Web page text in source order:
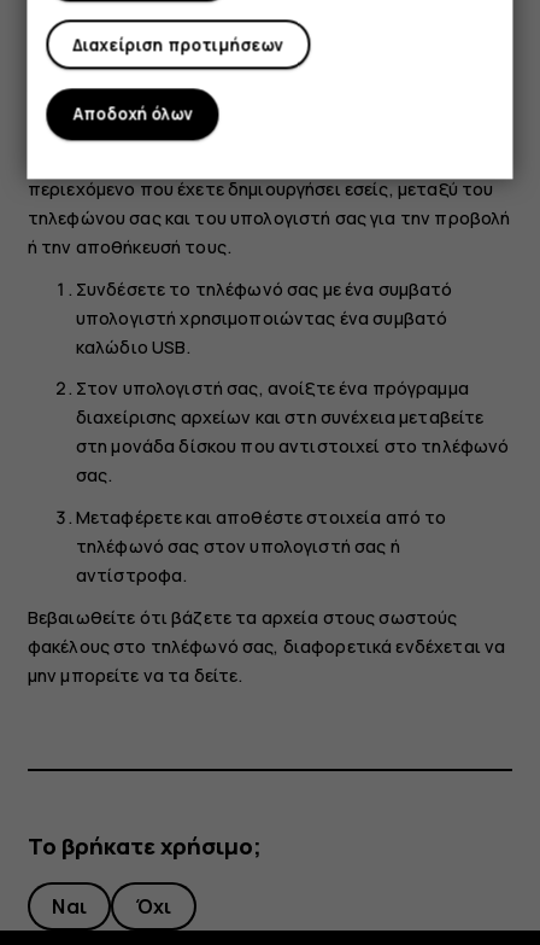
Πατήστε
ΕΝΕΡΓΟΠΟΙΗΣΗ
Αντιγραφή περιεχομένου μεταξύ του
τηλεφώνου και του υπολογιστή σας
περιεχόμενο που έχετε δημιουργήσει εσείς, μεταξύ του
τηλεφώνου σας και του υπολογιστή σας για την προβολή
ή την αποθήκευσή τους.
Συνδέσετε το τηλέφωνό σας με ένα συμβατό
υπολογιστή χρησιμοποιώντας ένα συμβατό
καλώδιο USB.
Στον υπολογιστή σας, ανοίξτε ένα πρόγραμμα
διαχείρισης αρχείων και στη συνέχεια μεταβείτε
στη μονάδα δίσκου που αντιστοιχεί στο τηλέφωνό
σας.
Μεταφέρετε και αποθέστε στοιχεία από το
τηλέφωνό σας στον υπολογιστή σας ή
αντίστροφα.
Βεβαιωθείτε ότι βάζετε τα αρχεία στους σωστούς
φακέλους στο τηλέφωνό σας, διαφορετικά ενδέχεται να
μην μπορείτε να τα δείτε.
Το βρήκατε χρήσιμο;
Ναι Όχι
Διαχείριση προτιμήσεων
Αποδοχή όλων